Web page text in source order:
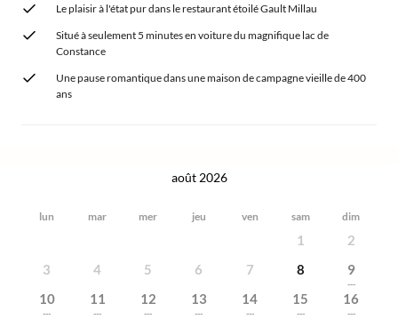
Le plaisir à l'état pur dans le restaurant étoilé Gault Millau
Situé à seulement 5 minutes en voiture du magnifique lac de
Constance
Une pause romantique dans une maison de campagne vieille de 400
ans
août 2026
lun mar mer jeu ven sam dim
1
2
3
4 5 6 7 8 9
---
10
---
11
---
12
---
13
---
14
---
15
---
16
---